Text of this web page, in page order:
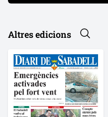
Altres edicions